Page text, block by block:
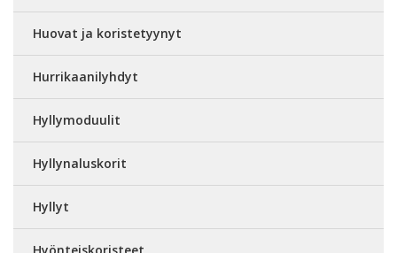
Huovat ja koristetyynyt
Hurrikaanilyhdyt
Hyllymoduulit
Hyllynaluskorit
Hyllyt